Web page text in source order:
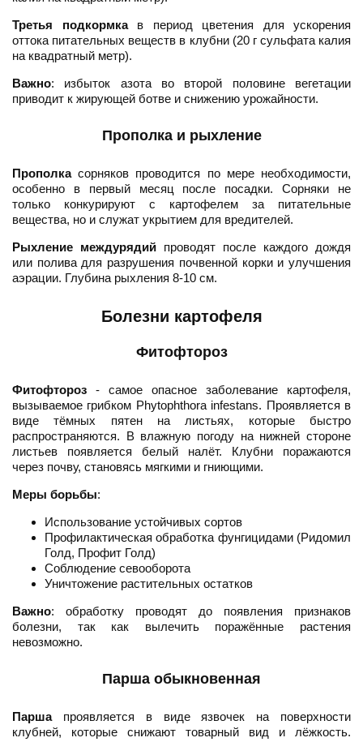
Третья подкормкав период цветения для ускорения
оттока питательных веществ в клубни (20 г сульфата калия
на квадратный метр).
Важно: избыток азота во второй половине вегетации
приводит к жирующей ботве и снижению урожайности.
Прополка и рыхление
Прополкасорняков проводится по мере необходимости,
особенно в первый месяц после посадки. Сорняки не
только конкурируют с картофелем за питательные
вещества, но и служат укрытием для вредителей.
Рыхление междурядий проводят после каждого дождя
или полива для разрушения почвенной корки и улучшения
аэрации. Глубина рыхления 8-10 см.
Болезни картофеля
Фитофтороз
Фитофтороз - самое опасное заболевание картофеля,
вызываемое грибком Phytophthora infestans. Проявляется в
виде тёмных пятен на листьях, которые быстро
распространяются. В влажную погоду на нижней стороне
листьев появляется белый налёт. Клубни поражаются
через почву, становясь мягкими и гниющими.
Меры борьбы:
Использование устойчивых сортов
Профилактическая обработка фунгицидами (Ридомил
Голд, Профит Голд)
Соблюдение севооборота
Уничтожение растительных остатков
Важно: обработку проводят до появления признаков
болезни, так как вылечить поражённые растения
невозможно.
Парша обыкновенная
Паршапроявляется в виде язвочек на поверхности
клубней, которые снижают товарный вид и лёжкость.